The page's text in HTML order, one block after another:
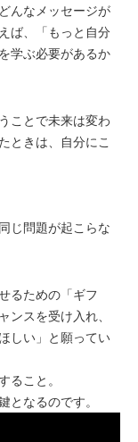
んなメッセージが
ば、「もっと自分
学ぶ必要があるか
ことで未来は変わ
ときは、自分にこ
じ問題が起こらな
るための「ギフ
ンスを受け入れ、
しい」と願ってい
ること。
となるのです。